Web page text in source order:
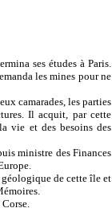
ses études à Paris.
les mines pour ne
camarades, les parties
Il acquit, par cette
vie et des besoins des
ministre des Finances
de cette île et